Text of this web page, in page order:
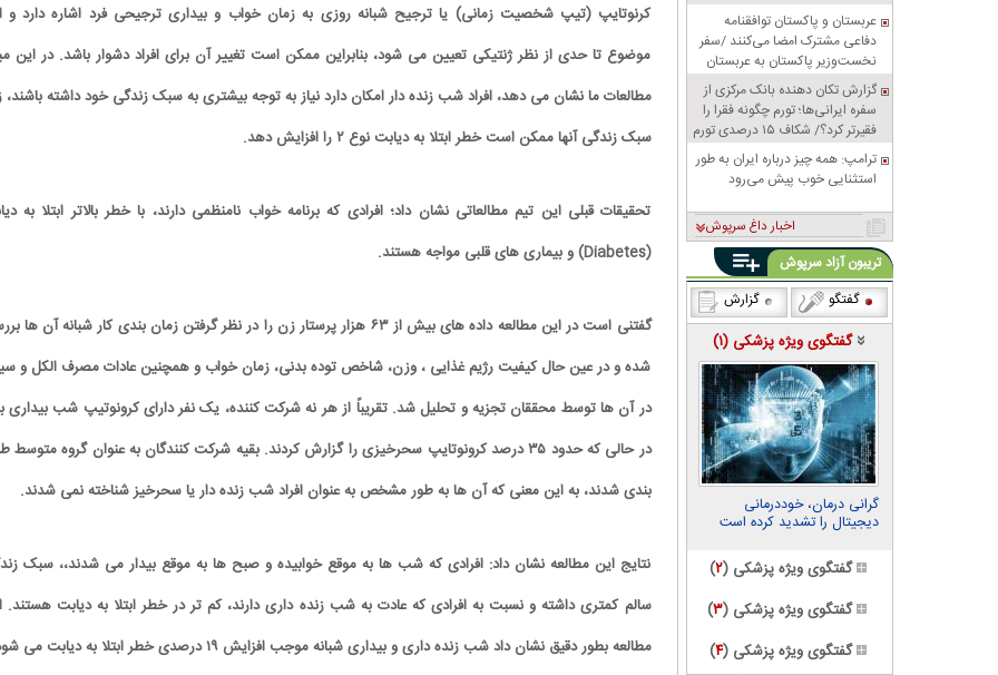
کرنوتایپ (تیپ شخصیت زمانی) یا ترجیح شبانه روزی به زمان خواب و بیداری ترجیحی فرد اشاره دارد و
موضوع تا حدی از نظر ژنتیکی تعیین می شود، بنابراین ممکن است تغییر آن برای افراد دشوار باشد. در این
مطالعات ما نشان می دهد، افراد شب زنده دار امکان دارد نیاز به توجه بیشتری به سبک زندگی خود داشته باشند،
سبک زندگی آنها ممکن است خطر ابتلا به دیابت نوع ۲ را افزایش دهد.
تحقیقات قبلی این تیم مطالعاتی نشان داد؛ افرادی که برنامه خواب نامنظمی دارند، با خطر بالاتر ابتلا به
(Diabetes) و بیماری های قلبی مواجه هستند.
گفتنی است در این مطالعه داده های بیش از ۶۳ هزار پرستار زن را در نظر گرفتن زمان بندی کار شبانه آن ها
شده و در عین حال کیفیت رژیم غذایی ، وزن، شاخص توده بدنی، زمان خواب و همچنین عادات مصرف الکل و
در آن ها توسط محققان تجزیه و تحلیل شد. تقریباً از هر نه شرکت کننده، یک نفر دارای کرونوتیپ شب بیداری
در حالی که حدود ۳۵ درصد کرونوتایپ سحرخیزی را گزارش کردند. بقیه شرکت کنندگان به عنوان گروه متوسط
بندی شدند، به این معنی که آن ها به طور مشخص به عنوان افراد شب زنده دار یا سحرخیز شناخته نمی شدند.
نتایج این مطالعه نشان داد: افرادی که شب ها به موقع خوابیده و صبح ها به موقع بیدار می شدند،، سبک
سالم کمتری داشته و نسبت به افرادی که عادت به شب زنده داری دارند، کم تر در خطر ابتلا به دیابت هستند.
مطالعه بطور دقیق نشان داد شب زنده داری و بیداری شبانه موجب افزایش ۱۹ درصدی خطر ابتلا به دیابت می شود.
عربستان و پاکستان توافقنامه
دفاعی مشترک امضا می‌کنند /سفر
نخست‌وزیر پاکستان به عربستان
گزارش تکان‌ دهنده بانک مرکزی از
سفره ایرانی‌ها؛ تورم چگونه فقرا را
فقیرتر کرد؟/ شکاف ۱۵ درصدی تورم
میان فقیر و غنی
ترامپ: همه چیز درباره ایران به طور
استثنایی خوب پیش می‌رود
اخبار داغ سرپوش
تریبون آزاد سرپوش
گفتگو
گزارش
گفتگوی ویژه پزشکی (۱)
گرانی درمان، خوددرمانی
دیجیتال را تشدید کرده است
گفتگوی ویژه پزشکی (۲)
گفتگوی ویژه پزشکی (۳)
گفتگوی ویژه پزشکی (۴)